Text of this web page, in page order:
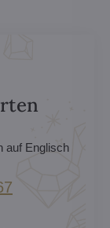
auf Englisch